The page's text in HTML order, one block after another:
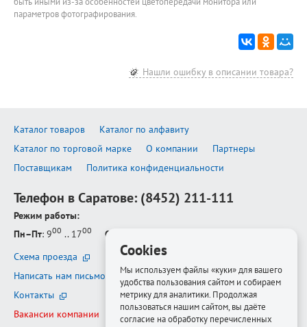
параметров фотографирования.
Нашли ошибку в описании товара?
Каталог товаров
Каталог по алфавиту
Каталог по торговой марке
О компании
Партнеры
Поставщикам
Политика конфиденциальности
Телефон в Саратове: (8452) 211-111
Режим работы:
Пн–Пт: 900 .. 1700 Сб–Вс
Схема проезда
Написать нам письмо
Контакты
Вакансии компании
Cookies
Мы используем файлы «куки» для вашего
удобства пользования сайтом и собираем
метрику для аналитики. Продолжая
пользоваться нашим сайтом, вы даёте
согласие на обработку перечисленных